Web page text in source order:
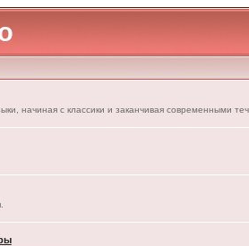
начиная с классики и заканчивая современными